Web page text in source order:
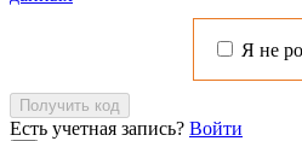
Я не
Получить код
Есть учетная запись? Войти